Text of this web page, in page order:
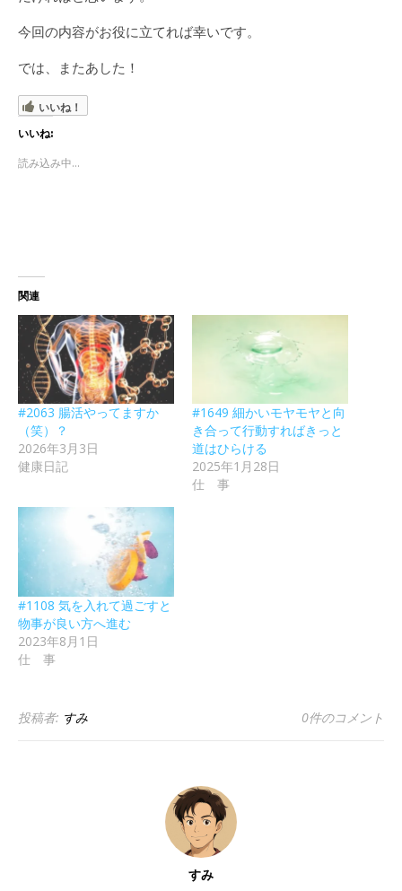
今回の内容がお役に立てれば幸いです。
では、またあした！
いいね！
いいね:
読み込み中...
関連
#2063 腸活やってますか
（笑）？
2026年3月3日
健康日記
#1649 細かいモヤモヤと向
き合って行動すればきっと
道はひらける
2025年1月28日
仕 事
#1108 気を入れて過ごすと
物事が良い方へ進む
2023年8月1日
仕 事
投稿者: すみ 0件のコメント
すみ